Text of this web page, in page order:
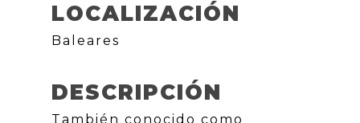
LOCALIZACIÓN
Baleares
DESCRIPCIÓN
También conocido como